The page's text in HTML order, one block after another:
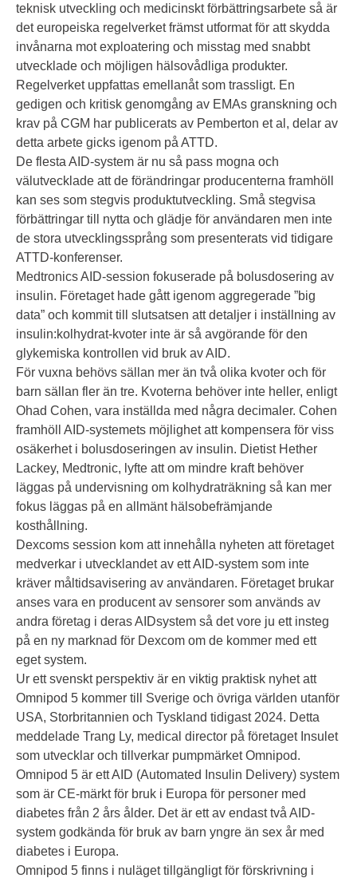
teknisk utveckling och medicinskt förbättringsarbete så är
det europeiska regelverket främst utformat för att skydda
invånarna mot exploatering och misstag med snabbt
utvecklade och möjligen hälsovådliga produkter.
Regelverket uppfattas emellanåt som trassligt. En
gedigen och kritisk genomgång av EMAs granskning och
krav på CGM har publicerats av Pemberton et al, delar av
detta arbete gicks igenom på ATTD.
De flesta AID-system är nu så pass mogna och
välutvecklade att de förändringar producenterna framhöll
kan ses som stegvis produktutveckling. Små stegvisa
förbättringar till nytta och glädje för användaren men inte
de stora utvecklingssprång som presenterats vid tidigare
ATTD-konferenser.
Medtronics AID-session fokuserade på bolusdosering av
insulin. Företaget hade gått igenom aggregerade ”big
data” och kommit till slutsatsen att detaljer i inställning av
insulin:kolhydrat-kvoter inte är så avgörande för den
glykemiska kontrollen vid bruk av AID.
För vuxna behövs sällan mer än två olika kvoter och för
barn sällan fler än tre. Kvoterna behöver inte heller, enligt
Ohad Cohen, vara inställda med några decimaler. Cohen
framhöll AID-systemets möjlighet att kompensera för viss
osäkerhet i bolusdoseringen av insulin. Dietist Hether
Lackey, Medtronic, lyfte att om mindre kraft behöver
läggas på undervisning om kolhydraträkning så kan mer
fokus läggas på en allmänt hälsobefrämjande
kosthållning.
Dexcoms session kom att innehålla nyheten att företaget
medverkar i utvecklandet av ett AID-system som inte
kräver måltidsavisering av användaren. Företaget brukar
anses vara en producent av sensorer som används av
andra företag i deras AIDsystem så det vore ju ett insteg
på en ny marknad för Dexcom om de kommer med ett
eget system.
Ur ett svenskt perspektiv är en viktig praktisk nyhet att
Omnipod 5 kommer till Sverige och övriga världen utanför
USA, Storbritannien och Tyskland tidigast 2024. Detta
meddelade Trang Ly, medical director på företaget Insulet
som utvecklar och tillverkar pumpmärket Omnipod.
Omnipod 5 är ett AID (Automated Insulin Delivery) system
som är CE-märkt för bruk i Europa för personer med
diabetes från 2 års ålder. Det är ett av endast två AID-
system godkända för bruk av barn yngre än sex år med
diabetes i Europa.
Omnipod 5 finns i nuläget tillgängligt för förskrivning i